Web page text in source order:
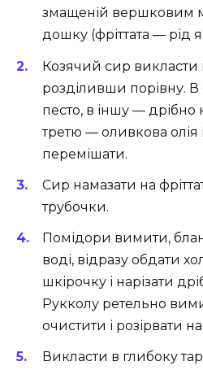
змащеній вершковим
дошку (фріттата — рід
Козячий сир викласти
розділивши порівну.
песто, в іншу — дрібно
третю — оливкова олія
перемішати.
Сир намазати на
трубочки.
Помідори вимити,
воді, відразу обдати
шкірочку і нарізати
Рукколу ретельно
очистити і розірвати
Викласти в глибоку